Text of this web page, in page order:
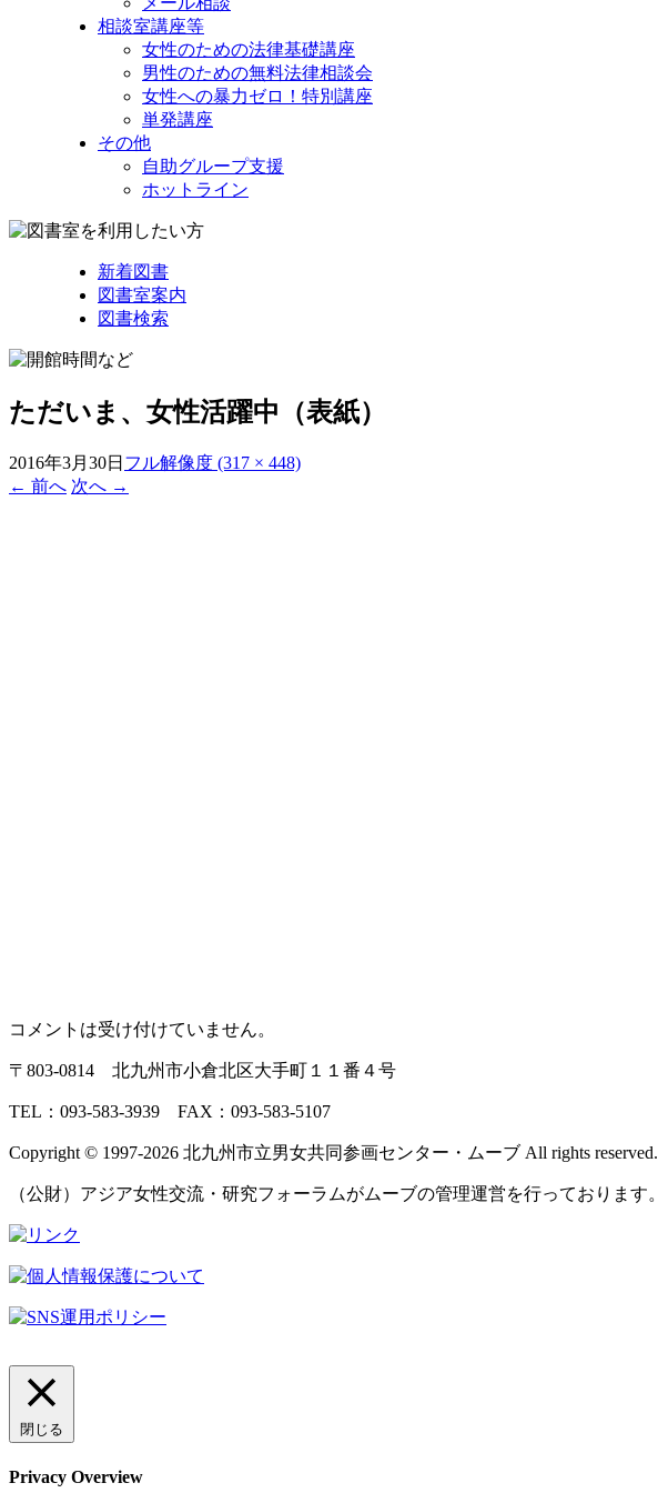
相談室講座等
女性のための法律基礎講座
男性のための無料法律相談会
女性への暴力ゼロ！特別講座
単発講座
その他
自助グループ支援
ホットライン
新着図書
図書室案内
図書検索
ただいま、女性活躍中（表紙）
2016年3月30日 フル解像度 (317 × 448)
← 前へ 次へ →
コメントは受け付けていません。
〒803‐0814 北九州市小倉北区大手町１１番４号
TEL：093‐583‐3939 FAX：093‐583‐5107
Copyright © 1997‐2026 北九州市立男女共同参画センター・ムーブ All rights reserved.
（公財）アジア女性交流・研究フォーラムがムーブの管理運営を行っております。
閉じる
Privacy Overview